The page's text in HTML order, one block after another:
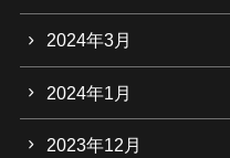
2024年3月
2024年1月
2023年12月